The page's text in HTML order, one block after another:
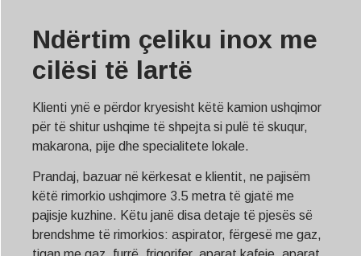
Ndërtim çeliku inox me
cilësi të lartë
Klienti ynë e përdor kryesisht këtë kamion ushqimor
për të shitur ushqime të shpejta si pulë të skuqur,
makarona, pije dhe specialitete lokale.
Prandaj, bazuar në kërkesat e klientit, ne pajisëm
këtë rimorkio ushqimore 3.5 metra të gjatë me
pajisje kuzhine. Këtu janë disa detaje të pjesës së
brendshme të rimorkios: aspirator, fërgesë me gaz,